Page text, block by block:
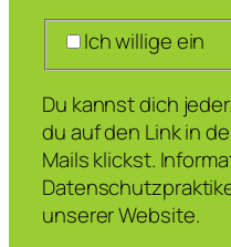
Ich willige ein
Du kannst dich
du auf den Link in
Mails klickst.
unserer Website.